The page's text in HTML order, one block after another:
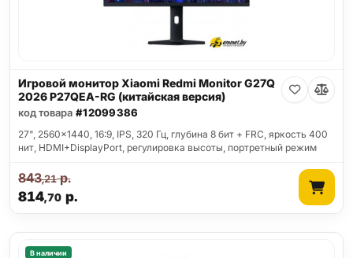
Игровой монитор Xiaomi Redmi Monitor G27Q
2026 P27QEA-RG (китайская версия)
код товара #12099386
27", 2560x1440, 16:9, IPS, 320 Гц, глубина 8 бит + FRC, яркость 400
нит, HDMI+DisplayPort, регулировка высоты, портретный режим
814,70р.
843,21р.
В наличии